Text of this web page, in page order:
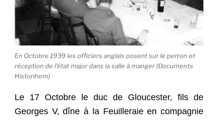
En Octobre 1939 les officiers anglais posent sur le perron et
réception de l’état major dans la salle à manger (Documents
Historihem)
Le 17 Octobre le duc de Gloucester, fils de
Georges V, dîne à la Feuilleraie en compagnie